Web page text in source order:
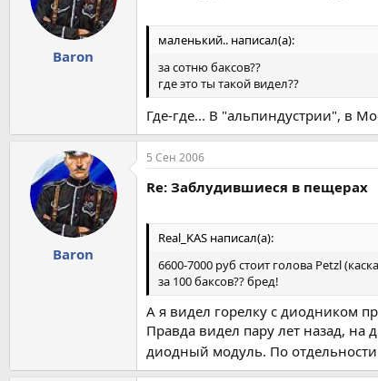
Baron
маленький.. написал(а):
за сотню баксов??
где это ты такой видел??
Где-где... В "альпиндустрии", в
Baron
5 Сен 2006
Re: Заблудившиеся в пещерах
Real_KAS написал(а):
6600-7000 руб стоит голова Petzl
за 100 баксов?? бред!
А я видел горелку с диодником
Правда видел пару лет назад, на
диодный модуль. По